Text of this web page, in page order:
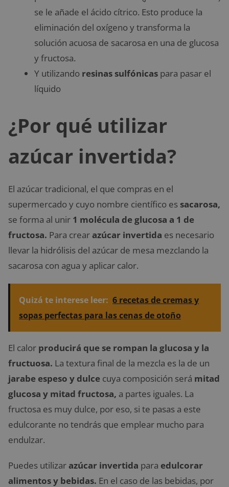
se le añade el ácido cítrico. Esto produce la
eliminación del oxígeno y transforma la
solución acuosa de sacarosa en una de glucosa
y fructosa.
Y utilizando resinas sulfónicas para pasar el
líquido
¿Por qué utilizar
azúcar invertida?
El azúcar tradicional, el que compras en el
supermercado y cuyo nombre científico es sacarosa,
se forma al unir 1 molécula de glucosa a 1 de
fructosa. Para crear azúcar invertida es necesario
llevar la hidrólisis del azúcar de mesa mezclando la
sacarosa con agua y aplicar calor.
Quizá te interese leer: 6 recetas de cremas y
sopas perfectas para las cenas de otoño
El calor producirá que se rompan la glucosa y la
fructuosa. La textura final de la mezcla es la de un
jarabe espeso y dulce cuya composición será mitad
glucosa y mitad fructosa, a partes iguales. La
fructosa es muy dulce, por eso, si te pasas a este
edulcorante no tendrás que emplear mucho para
endulzar.
Puedes utilizar azúcar invertida para edulcorar
alimentos y bebidas. En el caso de las bebidas, por